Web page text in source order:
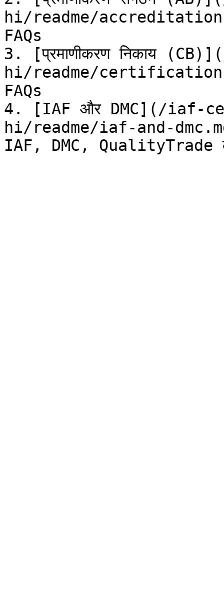
hi/readme/
FAQs
3. [प्रमाणीकरण निकाय
hi/readme/
FAQs
4. [IAF और DMC](/iaf-
hi/readme/iaf-and-